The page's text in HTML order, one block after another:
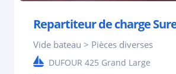
Repartiteur de charge
Vide bateau > Pièces diverses
DUFOUR 425 Grand Large